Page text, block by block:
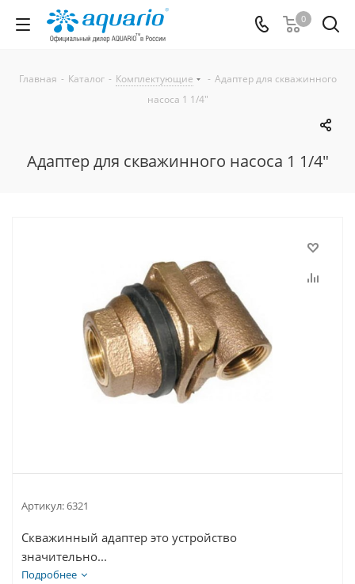
0
Главная - Каталог - Комплектующие - Адаптер для скважинного
насоса 1 1/4"
Адаптер для скважинного насоса 1 1/4"
Артикул:6321
Скважинный адаптер это устройство
значительно...
Подробнее